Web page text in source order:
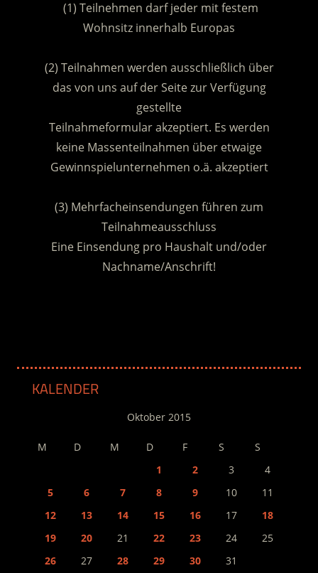
(1) Teilnehmen darf jeder mit festem
Wohnsitz innerhalb Europas
(2) Teilnahmen werden ausschließlich über
das von uns auf der Seite zur Verfügung
gestellte
Teilnahmeformular akzeptiert. Es werden
keine Massenteilnahmen über etwaige
Gewinnspielunternehmen o.ä. akzeptiert
(3) Mehrfacheinsendungen führen zum
Teilnahmeausschluss
Eine Einsendung pro Haushalt und/oder
Nachname/Anschrift!
KALENDER
Oktober 2015
M D M D F S
S
1
2 3
4
5
6 7 8 9 10
11
12
13 14 15 16 17
18
19
20 21 22 23 24
25
26
27 28 29 30
31